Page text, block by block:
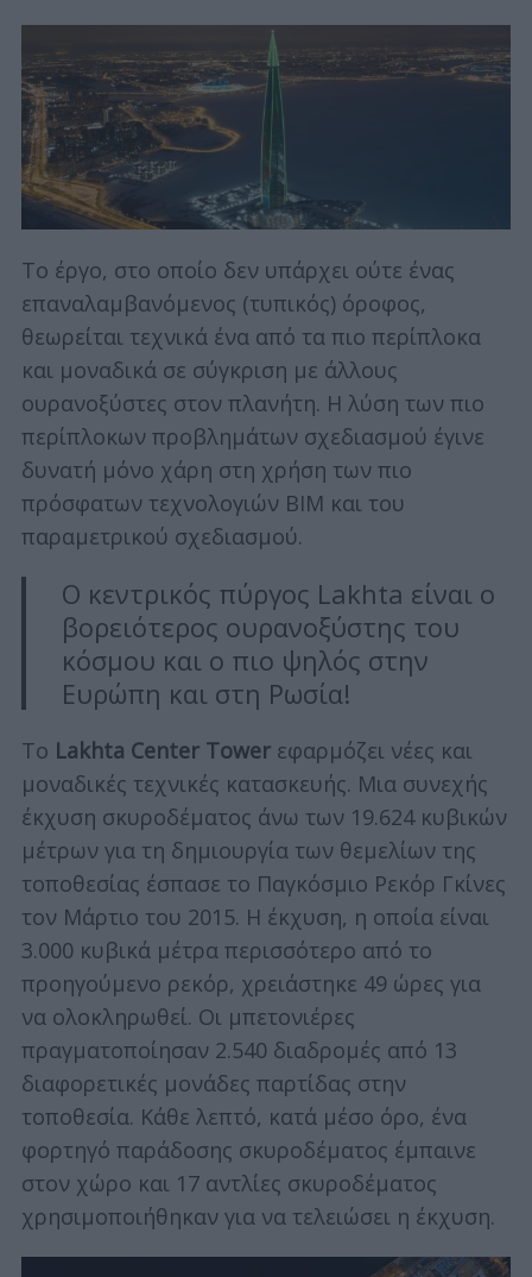
Το έργο, στο οποίο δεν υπάρχει ούτε ένας
επαναλαμβανόμενος (τυπικός) όροφος,
θεωρείται τεχνικά ένα από τα πιο περίπλοκα
και μοναδικά σε σύγκριση με άλλους
ουρανοξύστες στον πλανήτη. Η λύση των πιο
περίπλοκων προβλημάτων σχεδιασμού έγινε
δυνατή μόνο χάρη στη χρήση των πιο
πρόσφατων τεχνολογιών BIM και του
παραμετρικού σχεδιασμού.
Ο κεντρικός πύργος Lakhta είναι ο
βορειότερος ουρανοξύστης του
κόσμου και ο πιο ψηλός στην
Ευρώπη και στη Ρωσία!
Το Lakhta Center Towerεφαρμόζει νέες και
μοναδικές τεχνικές κατασκευής. Μια συνεχής
έκχυση σκυροδέματος άνω των 19.624 κυβικών
μέτρων για τη δημιουργία των θεμελίων της
τοποθεσίας έσπασε το Παγκόσμιο Ρεκόρ Γκίνες
τον Μάρτιο του 2015. Η έκχυση, η οποία είναι
3.000 κυβικά μέτρα περισσότερο από το
προηγούμενο ρεκόρ, χρειάστηκε 49 ώρες για
να ολοκληρωθεί. Οι μπετονιέρες
πραγματοποίησαν 2.540 διαδρομές από 13
διαφορετικές μονάδες παρτίδας στην
τοποθεσία. Κάθε λεπτό, κατά μέσο όρο, ένα
φορτηγό παράδοσης σκυροδέματος έμπαινε
στον χώρο και 17 αντλίες σκυροδέματος
χρησιμοποιήθηκαν για να τελειώσει η έκχυση.